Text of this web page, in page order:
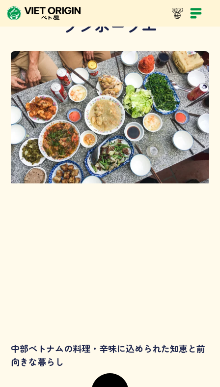
ブンボーフエ
中部ベトナムの料理・辛味に込められた知恵と前
向きな暮らし